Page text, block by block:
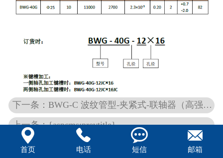
下一条：BWG-C 波纹管型-夹紧式-联轴器（高强度铝合金）
上一条：{aspcms:prevtitle}

首页

电话

短信

邮箱